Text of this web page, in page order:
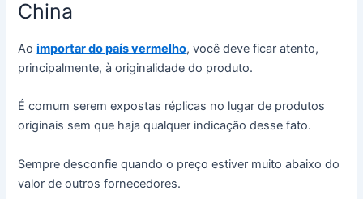
China
Aoimportar do país vermelho, você deve ficar atento,
principalmente, à originalidade do produto.
É comum serem expostas réplicas no lugar de produtos
originais sem que haja qualquer indicação desse fato.
Sempre desconfie quando o preço estiver muito abaixo do
valor de outros fornecedores.